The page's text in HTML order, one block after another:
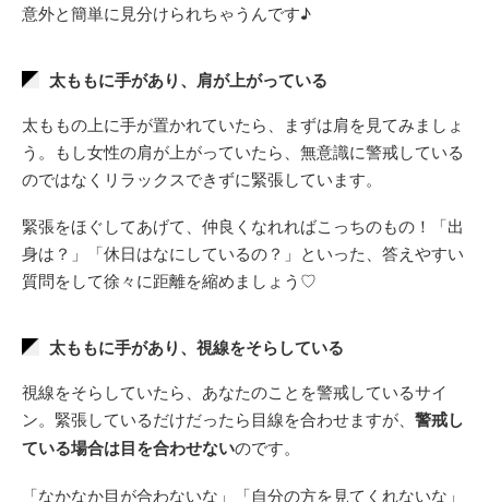
意外と簡単に見分けられちゃうんです♪
太ももに手があり、肩が上がっている
太ももの上に手が置かれていたら、まずは肩を見てみましょ
う。もし女性の肩が上がっていたら、無意識に警戒している
のではなくリラックスできずに緊張しています。
緊張をほぐしてあげて、仲良くなれればこっちのもの！「出
身は？」「休日はなにしているの？」といった、答えやすい
質問をして徐々に距離を縮めましょう♡
太ももに手があり、視線をそらしている
視線をそらしていたら、あなたのことを警戒しているサイ
ン。緊張しているだけだったら目線を合わせますが、 警戒し
ている場合は目を合わせないのです。
「なかなか目が合わないな」「自分の方を見てくれないな」